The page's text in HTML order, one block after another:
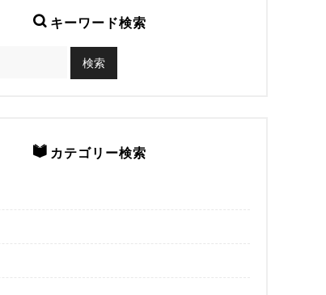
キーワード検索
カテゴリー検索